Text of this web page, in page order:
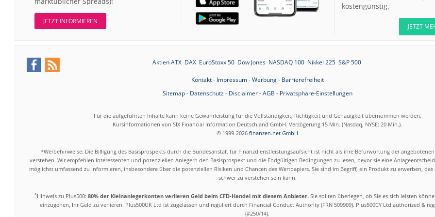
06.08.26
Fresenius Buy
Münchener
06.08.26
Delivery Hero
06.08.26 arGEN-X Neutral
06.08.26
Fraport Neutral
06.08.26
Deutsche
Buy
JETZT INFORMIEREN
kostengünstig.
JETZT
Aktien ATX DAX EuroStoxx 50 Dow Jones NASDAQ 100 Nikkei 225 S&P 500
Kontakt- Impressum-Werbung- Barrierefreiheit
Sitemap- Datenschutz- Disclaimer-AGB - Privatsphäre-Einstellungen
Für die aufgeführten Inhalte kann keine Gewährleistung für die Vollständigkeit, Richtigkeit und Genauigkeit übernommen werden.
Kursinformationen von SIX Financial Information Deutschland GmbH. Verzögerung 15 Min. (Nasdaq, NYSE: 20 Min.).
© 1999-2026 finanzen.net GmbH
*Werbehinweise: Die Billigung des Basisprospekts durch die Bundesanstalt für Finanzdienstleistungsaufsicht ist nicht als ihre Befürwortung der
verstehen. Wir empfehlen Interessenten und potenziellen Anlegern den Basisprospekt und die Endgültigen Bedingungen zu lesen, bevor sie eine
möglichst umfassend zu informieren, insbesondere über die potenziellen Risiken und Chancen des Wertpapiers. Sie sind im Begriff, ein Produkt zu erwerben,
schwer zu verstehen sein kann.
5Hinweis zu Plus500: 80% der Kleinanlegerkonten verlieren Geld beim CFD-Handel mit diesem Anbieter.Sie sollten überlegen, ob Sie es sich leisten
einzugehen, Ihr Geld zu verlieren. Plus500UK Ltd ist zugelassen und reguliert durch Financial Conduct Authority (FRN 509909). Plus500CY Ltd authorized &
(#250/14).